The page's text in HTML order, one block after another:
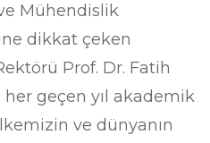
Mühendislik
dikkat çeken
Prof. Dr. Fatih
her geçen yıl akademik
ve dünyanın